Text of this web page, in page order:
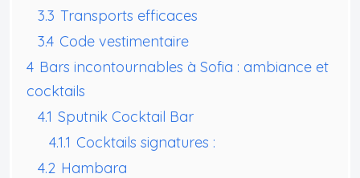
3.3 Transports efficaces
3.4 Code vestimentaire
4 Bars incontournables à Sofia : ambiance et
cocktails
4.1 Sputnik Cocktail Bar
4.1.1 Cocktails signatures :
4.2 Hambara